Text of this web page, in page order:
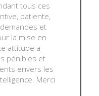
tous ces
patiente,
et
la mise en
attitude a
pénibles et
envers les
Merci